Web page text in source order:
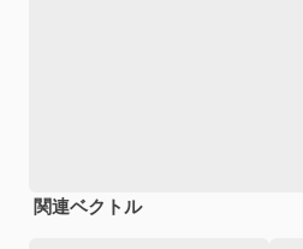
関連ベクトル